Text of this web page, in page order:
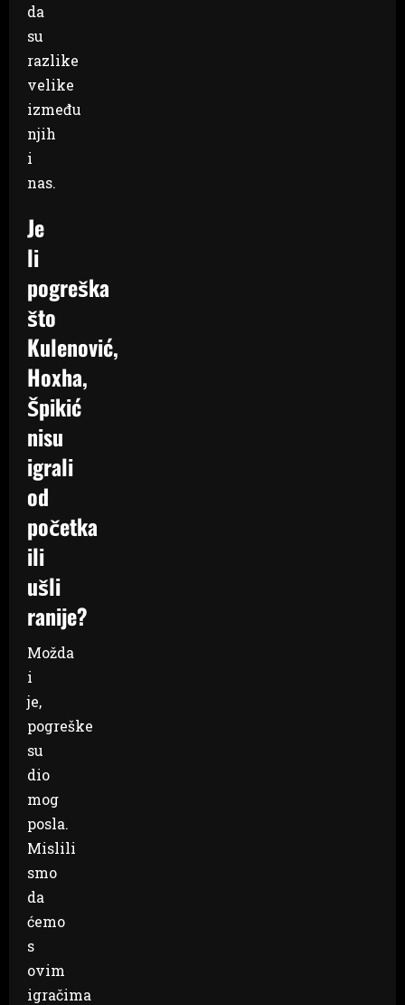
da
su
razlike
velike
između
njih
i
nas.
Je
li
pogreška
što
Kulenović,
Hoxha,
Špikić
nisu
igrali
od
početka
ili
ušli
ranije?
Možda
i
je,
pogreške
su
dio
mog
posla.
Mislili
smo
da
ćemo
s
ovim
igračima